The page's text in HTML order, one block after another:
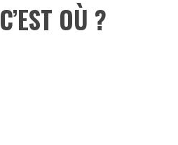
C’EST OÙ ?